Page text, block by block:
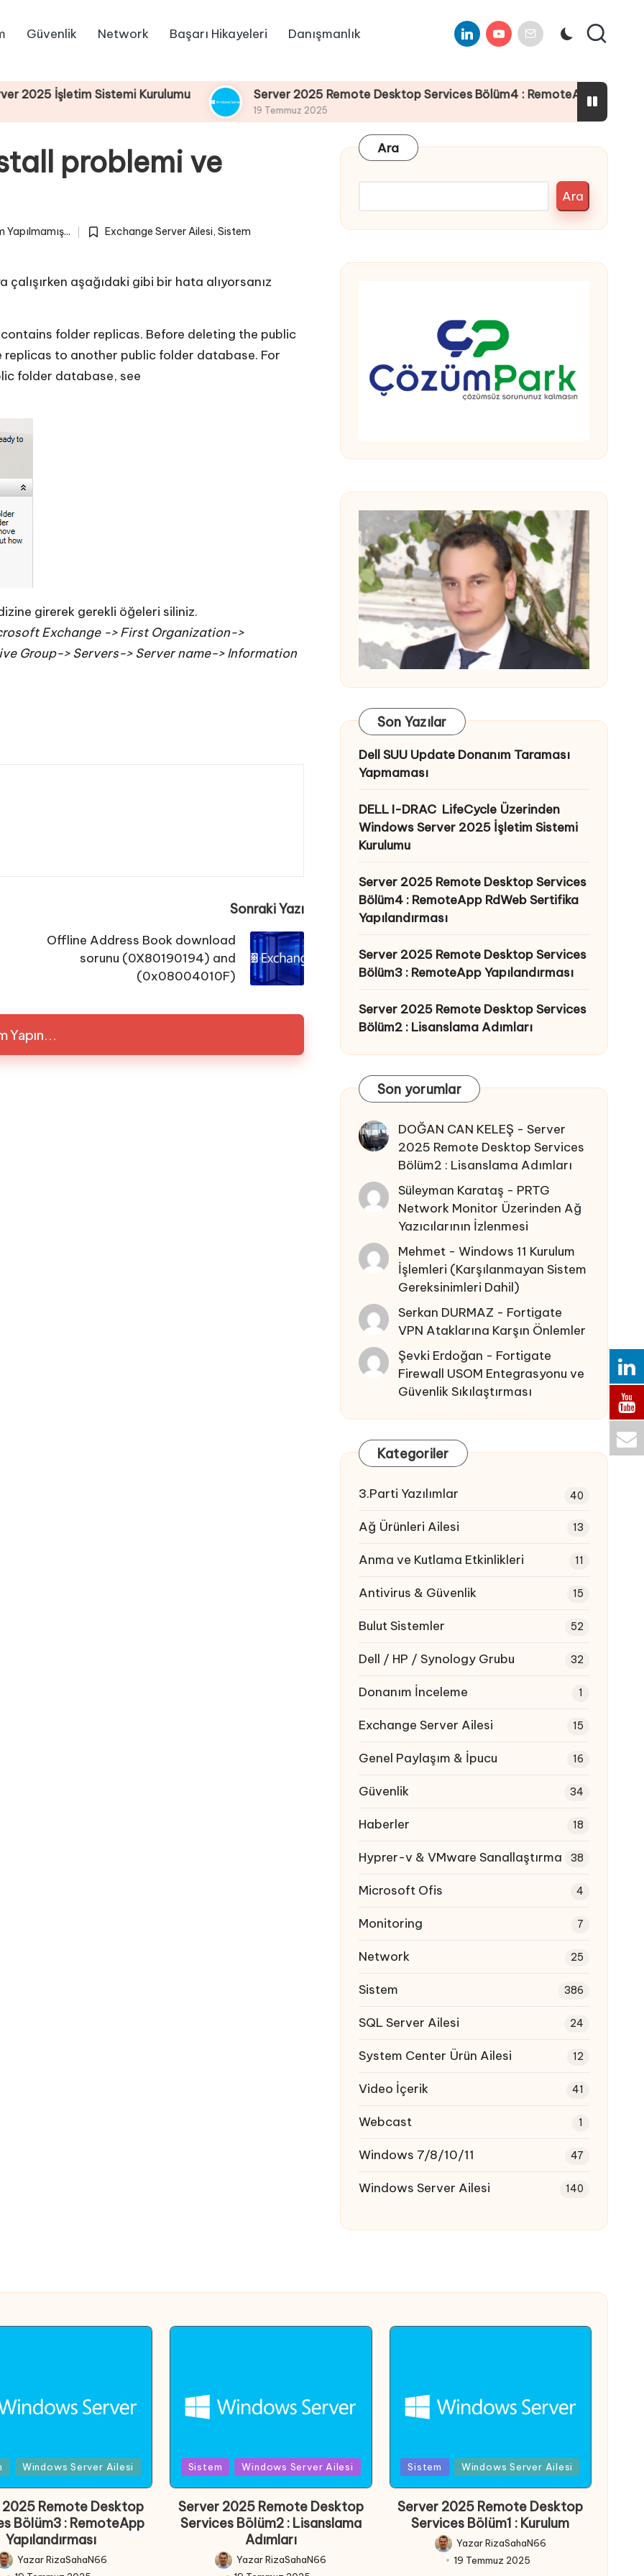
Güvenlik Network Başarı Hikayeleri Danışmanlık LinkedinYoutube
E-
Mail
Sistemi Kurulumu Server 2025 Remote Desktop Services Bölüm4 : RemoteApp RdWeb Sertifika
19 Temmuz 2025
problemi ve
Yapılmamış...
Posted
Exchange Server Ailesi, Sistem
aşağıdaki gibi bir hata alıyorsanız
folder replicas. Before deleting the public
to another public folder database. For
folder database, see
girerek gerekli öğeleri siliniz.
Exchange -> First Organization->
Group-> Servers-> Server name-> Information
Sonraki Yazı
Offline Address Book download
sorunu (0X80190194) and
(0x08004010F)
Yapın...
Ara
Ara
Son Yazılar
Dell SUU Update Donanım Taraması
Yapmaması
DELL I-DRAC LifeCycle Üzerinden
Windows Server 2025 İşletim Sistemi
Kurulumu
Server 2025 Remote Desktop Services
Bölüm4 : RemoteApp RdWeb Sertifika
Yapılandırması
Server 2025 Remote Desktop Services
Bölüm3 : RemoteApp Yapılandırması
Server 2025 Remote Desktop Services
Bölüm2 : Lisanslama Adımları
Son yorumlar
DOĞAN CAN KELEŞ -Server
2025 Remote Desktop Services
Bölüm2 : Lisanslama Adımları
Süleyman Karataş - PRTG
Network Monitor Üzerinden Ağ
Yazıcılarının İzlenmesi
Mehmet -Windows 11 Kurulum
İşlemleri (Karşılanmayan Sistem
Gereksinimleri Dahil)
Serkan DURMAZ - Fortigate
VPN Ataklarına Karşın Önlemler
Şevki Erdoğan - Fortigate
Firewall USOM Entegrasyonu ve
Güvenlik Sıkılaştırması
Kategoriler
3.Parti Yazılımlar 40
Ağ Ürünleri Ailesi 13
Anma ve Kutlama Etkinlikleri 11
Antivirus & Güvenlik 15
Bulut Sistemler 52
Dell / HP / Synology Grubu 32
Donanım İnceleme 1
Exchange Server Ailesi 15
Genel Paylaşım & İpucu 16
Güvenlik 34
Haberler 18
Hyprer-v & VMware Sanallaştırma 38
Microsoft Ofis 4
Monitoring 7
Network 25
Sistem 386
SQL Server Ailesi 24
System Center Ürün Ailesi 12
Video İçerik 41
Webcast 1
Windows 7/8/10/11 47
Windows Server Ailesi 140
Windows Server Ailesi
2025 Remote Desktop
Bölüm3 : RemoteApp
Yapılandırması
YazarRizaSahaN66
Posted
Sistem Windows Server Ailesi
Server 2025 Remote Desktop
Services Bölüm2 : Lisanslama
Adımları
Posted
YazarRizaSahaN66
Posted
Sistem Windows Server Ailesi
Server 2025 Remote Desktop
Services Bölüm1 : Kurulum
Posted
YazarRizaSahaN66
19 Temmuz 2025